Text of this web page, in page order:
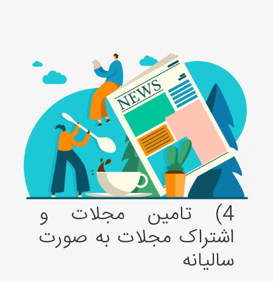
4) تامین مجلات و
اشتراک مجلات به صورت
سالیانه